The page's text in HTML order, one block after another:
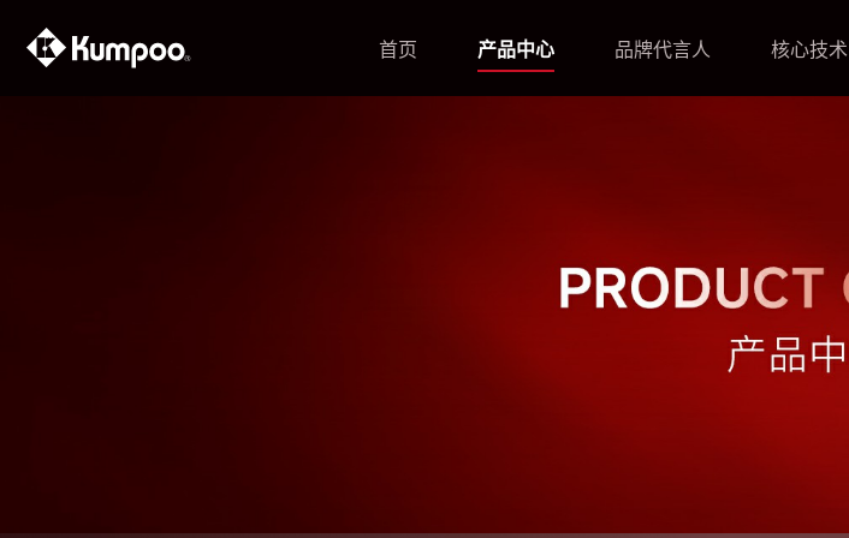
首页 产品中心 品牌代言人 核心技术